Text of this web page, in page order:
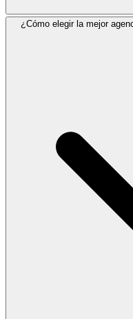
¿Cómo elegir la mejor